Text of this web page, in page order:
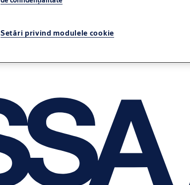
Setări privind modulele cookie